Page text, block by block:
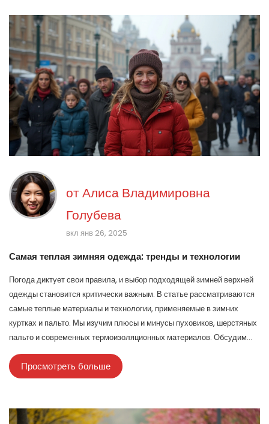
отАлиса Владимировна
Голубева
вкл янв 26, 2025
Самая теплая зимняя одежда: тренды и технологии
Погода диктует свои правила, и выбор подходящей зимней верхней
одежды становится критически важным. В статье рассматриваются
самые теплые материалы и технологии, применяемые в зимних
куртках и пальто. Мы изучим плюсы и минусы пуховиков, шерстяных
пальто и современных термоизоляционных материалов. Обсудим
популярные тренды этой зимы и на что обратить внимание при
выборе новой вещи. Также представим рекомендации по уходу за
зимней одеждой для максимально долгого срока службы.
Просмотреть больше